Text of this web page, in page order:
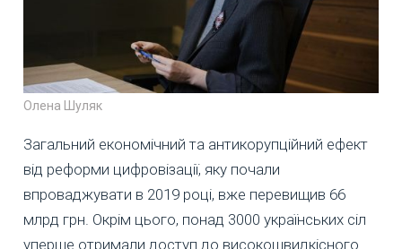
Олена Шуляк
Загальний економічний та антикорупційний ефект
від реформи цифровізації, яку почали
впроваджувати в 2019 році, вже перевищив 66
млрд грн. Окрім цього, понад 3000 українських сіл
уперше отримали доступ до високошвидкісного